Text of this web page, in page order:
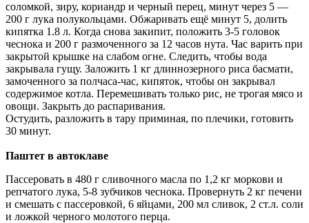
соломкой, зиру, кориандр и черный перец, минут через 5 —
200 г лука полукольцами. Обжаривать ещё минут 5, долить
кипятка 1.8 л. Когда снова закипит, положить 3-5 головок
чеснока и 200 г размоченного за 12 часов нута. Час варить при
закрытой крышке на слабом огне. Следить, чтобы вода
закрывала гущу. Заложить 1 кг длиннозерного риса басмати,
замоченного за полчаса-час, кипяток, чтобы он закрывал
содержимое котла. Перемешивать только рис, не трогая мясо и
овощи. Закрыть до распаривания.
Остудить, разложить в тару приминая, по плечики, готовить
30 минут.
Паштет в автоклаве
Пассеровать в 480 г сливочного масла по 1,2 кг моркови и
репчатого лука, 5-8 зубчиков чеснока. Провернуть 2 кг печени
и смешать с пассеровкой, 6 яйцами, 200 мл сливок, 2 ст.л. соли
и ложкой черного молотого перца.